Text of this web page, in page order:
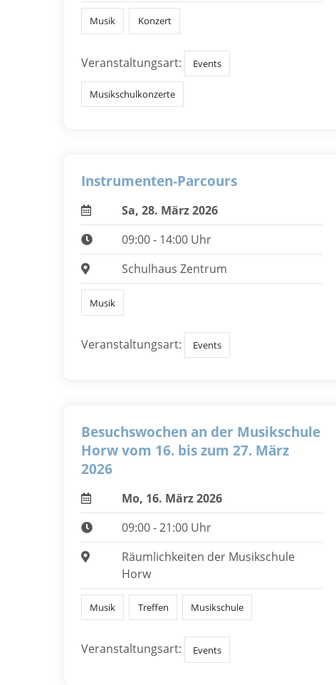
Musik Konzert
Veranstaltungsart: Events
Musikschulkonzerte
Instrumenten-Parcours
Sa, 28. März 2026
09:00 - 14:00 Uhr
Schulhaus Zentrum
Musik
Veranstaltungsart: Events
Besuchswochen an der Musikschule
Horw vom 16. bis zum 27. März
2026
Mo, 16. März 2026
09:00 - 21:00 Uhr
Räumlichkeiten der Musikschule
Horw
Musik Treffen Musikschule
Veranstaltungsart: Events